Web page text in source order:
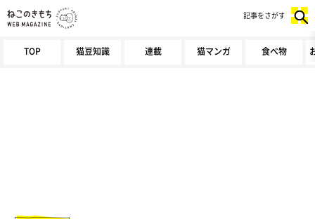
TOP 猫豆知識 連載 猫マンガ 食べ物
記事をさがす